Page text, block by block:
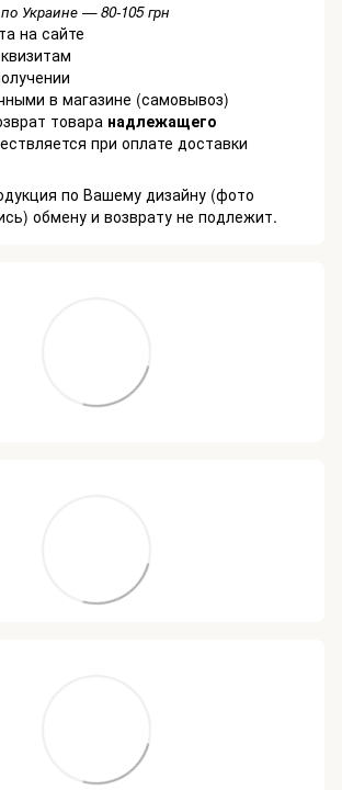
Украине — 80-105 грн
на сайте
в магазине (самовывоз)
товара надлежащего
при оплате доставки
по Вашему дизайну (фото
обмену и возврату не подлежит.